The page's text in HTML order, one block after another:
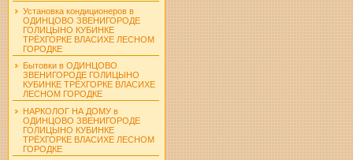
Установка кондиционеров в
ОДИНЦОВО ЗВЕНИГОРОДЕ
ГОЛИЦЫНО КУБИНКЕ
ТРЁХГОРКЕ ВЛАСИХЕ ЛЕСНОМ
ГОРОДКЕ
Бытовки в ОДИНЦОВО
ЗВЕНИГОРОДЕ ГОЛИЦЫНО
КУБИНКЕ ТРЁХГОРКЕ ВЛАСИХЕ
ЛЕСНОМ ГОРОДКЕ
НАРКОЛОГ НА ДОМУ в
ОДИНЦОВО ЗВЕНИГОРОДЕ
ГОЛИЦЫНО КУБИНКЕ
ТРЁХГОРКЕ ВЛАСИХЕ ЛЕСНОМ
ГОРОДКЕ